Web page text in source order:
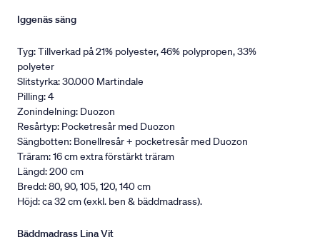
Iggenäs säng
Tyg: Tillverkad på 21% polyester, 46% polypropen, 33%
polyeter
Slitstyrka: 30.000 Martindale
Pilling: 4
Zonindelning: Duozon
Resårtyp: Pocketresår med Duozon
Sängbotten: Bonellresår + pocketresår med Duozon
Träram: 16 cm extra förstärkt träram
Längd: 200 cm
Bredd: 80, 90, 105, 120, 140 cm
Höjd: ca 32 cm (exkl. ben & bäddmadrass).
Bäddmadrass Lina Vit